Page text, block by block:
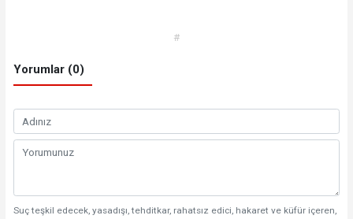
#
Yorumlar (0)
Suç teşkil edecek, yasadışı, tehditkar, rahatsız edici, hakaret ve küfür içeren,